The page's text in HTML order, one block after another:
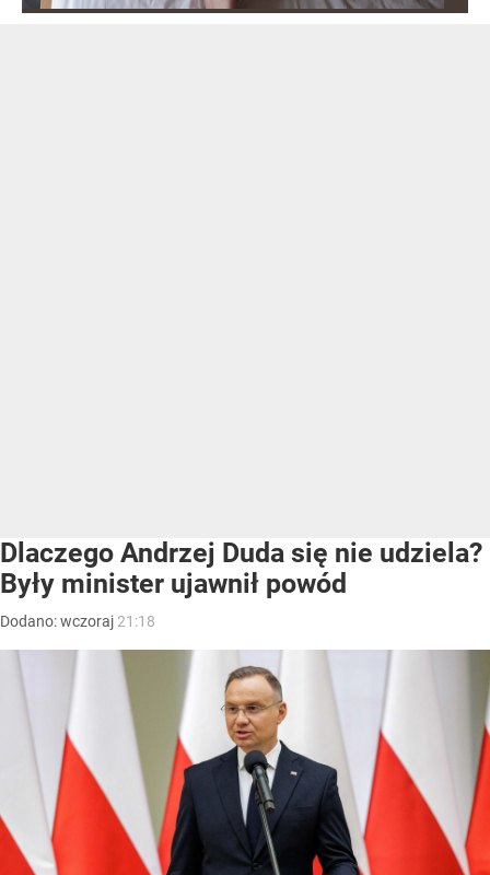
Dlaczego Andrzej Duda się nie udziela?
Były minister ujawnił powód
Dodano:wczoraj 21:18